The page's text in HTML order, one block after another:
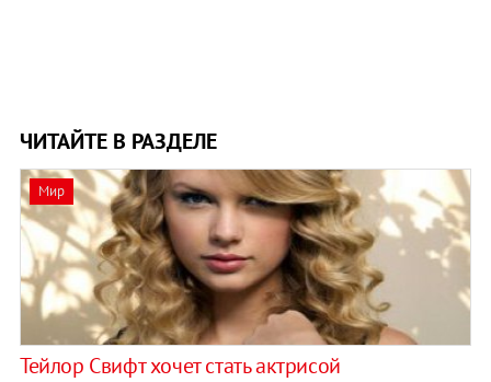
ЧИТАЙТЕ В РАЗДЕЛЕ
Мир
Тейлор Свифт хочет стать актрисой